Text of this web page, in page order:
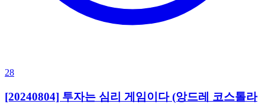
28
[20240804] 투자는 심리 게임이다 (앙드레 코스톨라